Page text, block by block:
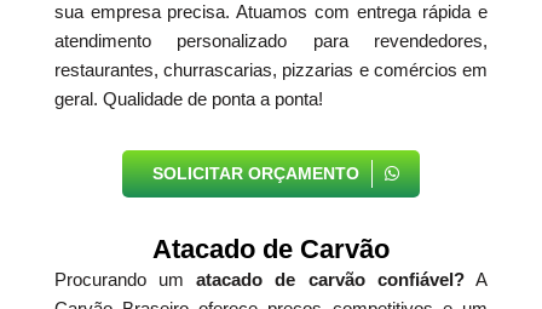
sua empresa precisa. Atuamos com entrega rápida e
atendimento personalizado para revendedores,
restaurantes, churrascarias, pizzarias e comércios em
geral. Qualidade de ponta a ponta!
SOLICITAR ORÇAMENTO
Atacado de Carvão
Procurando umatacado de carvão confiável?A